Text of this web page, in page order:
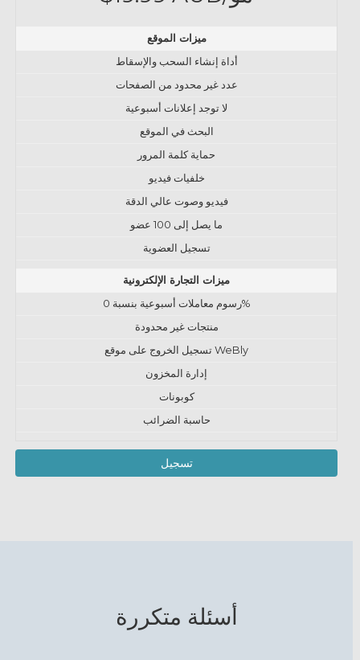
ميزات الموقع
أداة إنشاء السحب والإسقاط
عدد غير محدود من الصفحات
لا توجد إعلانات أسبوعية
البحث في الموقع
حماية كلمة المرور
خلفيات فيديو
فيديو وصوت عالي الدقة
ما يصل إلى 100 عضو
تسجيل العضوية
ميزات التجارة الإلكترونية
رسوم معاملات أسبوعية بنسبة 0%
منتجات غير محدودة
تسجيل الخروج على موقع WeBly
إدارة المخزون
كوبونات
حاسبة الضرائب
تسجيل
أسئلة متكررة